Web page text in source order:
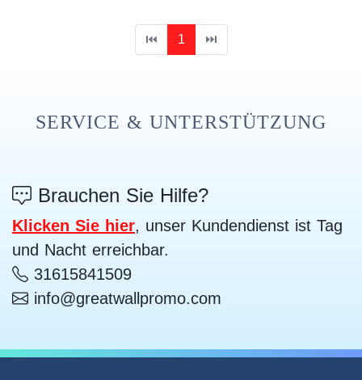
⏮ 1 ⏭
SERVICE & UNTERSTÜTZUNG
Brauchen Sie Hilfe?
Klicken Sie hier, unser Kundendienst ist Tag
und Nacht erreichbar.
31615841509
info@greatwallpromo.com